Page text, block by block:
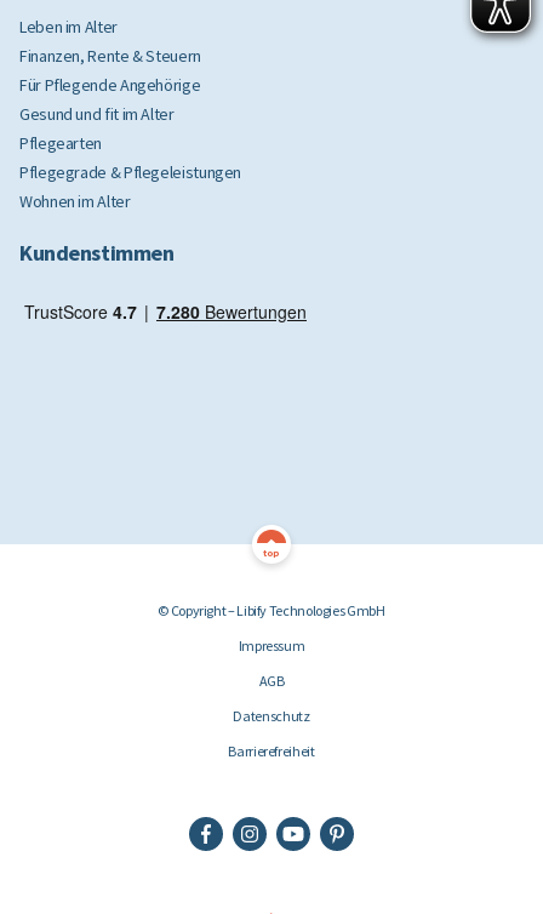
Leben im Alter
Finanzen, Rente & Steuern
Für Pflegende Angehörige
Gesund und fit im Alter
Pflegearten
Pflegegrade & Pflegeleistungen
Wohnen im Alter
Kundenstimmen
top
© Copyright – Libify Technologies GmbH
Impressum
AGB
Datenschutz
Barrierefreiheit